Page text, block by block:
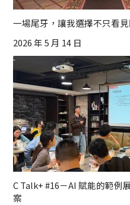
一場尾牙，讓我選擇不只看
2026 年 5 月 14 日
C Talk+ #16－AI 賦能的範例
案